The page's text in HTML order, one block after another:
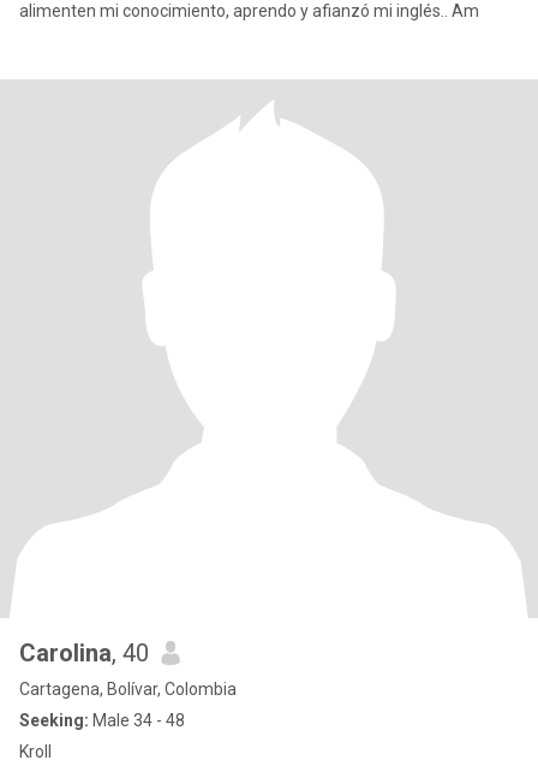
alimenten mi conocimiento, aprendo y afianzó mi inglés.. Am
Carolina, 40
Cartagena, Bolívar, Colombia
Seeking: Male 34 - 48
Kroll